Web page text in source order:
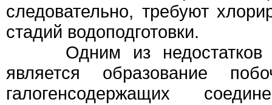
следовательно, требуют
стадий водоподготовки.
Одним из недостатков
является образование
галогенсодержащих